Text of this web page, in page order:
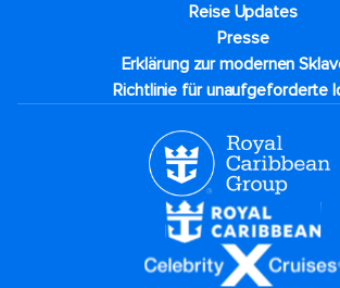
Reise Updates​
Presse
Erklärung zur modernen
Richtlinie für unaufgeforderte